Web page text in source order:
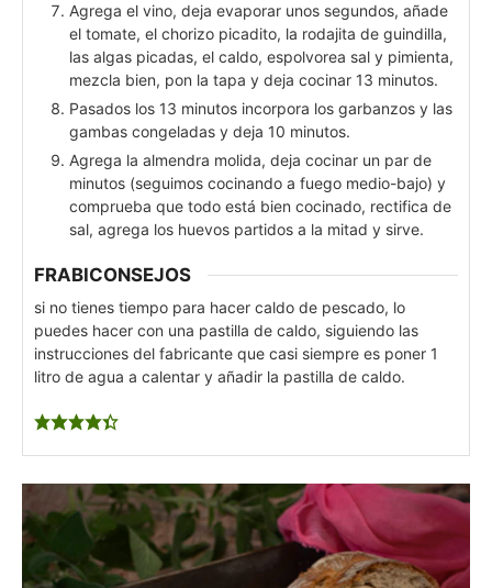
Agrega el vino, deja evaporar unos segundos, añade
el tomate, el chorizo picadito, la rodajita de guindilla,
las algas picadas, el caldo, espolvorea sal y pimienta,
mezcla bien, pon la tapa y deja cocinar 13 minutos.
Pasados los 13 minutos incorpora los garbanzos y las
gambas congeladas y deja 10 minutos.
Agrega la almendra molida, deja cocinar un par de
minutos (seguimos cocinando a fuego medio-bajo) y
comprueba que todo está bien cocinado, rectifica de
sal, agrega los huevos partidos a la mitad y sirve.
FRABICONSEJOS
si no tienes tiempo para hacer caldo de pescado, lo
puedes hacer con una pastilla de caldo, siguiendo las
instrucciones del fabricante que casi siempre es poner 1
litro de agua a calentar y añadir la pastilla de caldo.